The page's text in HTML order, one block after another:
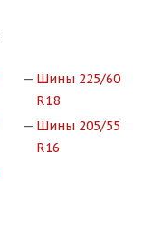
Шины 225/60
R18
Шины 205/55
R16